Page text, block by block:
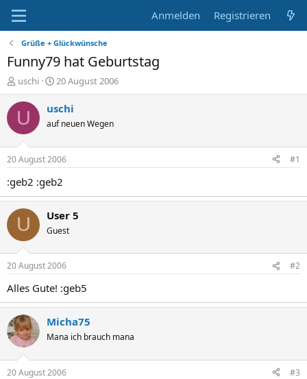
Anmelden Registrieren
Grüße + Glückwünsche
Funny79 hat Geburtstag
E
r
s
e
r
uschi
E
r
s
t
e
l
t
a
20 August 2006
U uschi
auf neuen Wegen
20 August 2006 #1
:geb2 :geb2
U User 5
Guest
20 August 2006 #2
Alles Gute! :geb5
Micha75
Mana ich brauch mana
20 August 2006 #3